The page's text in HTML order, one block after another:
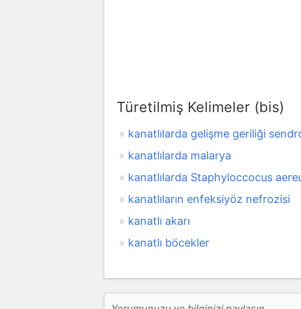
Türetilmiş Kelimeler (bis)
kanatlılarda gelişme geriliği
kanatlılarda malarya
kanatlılarda Staphyloccocus
kanatlıların enfeksiyöz nefrozisi
kanatlı akarı
kanatlı böcekler